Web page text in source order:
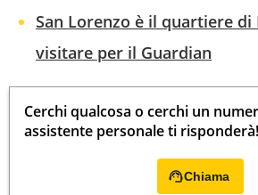
San Lorenzo è il quartiere di
visitare per il Guardian
Cerchi qualcosa o cerchi un
assistente personale ti risponderà!
Chiama